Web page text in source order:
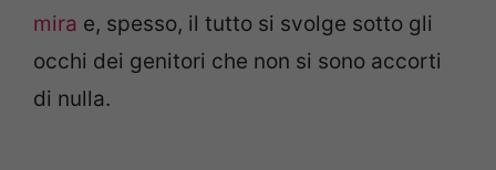
mira e, spesso, il tutto si svolge sotto gli
occhi dei genitori che non si sono accorti
di nulla.